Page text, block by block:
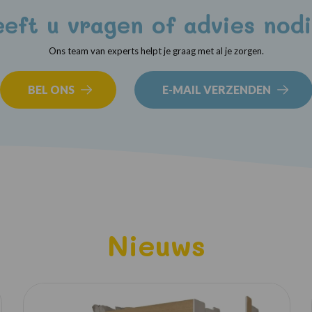
u vragen of advies
Ons team van experts helpt je graag met al je zorgen.
BEL ONS E-MAIL VERZENDEN
Nieuws